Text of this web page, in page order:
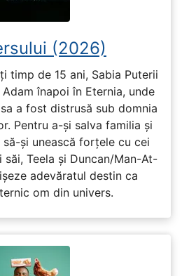
(2026)
timp de 15 ani, Sabia Puterii
înapoi în Eternia, unde
a fost distrusă sub domnia
Pentru a-și salva familia și
și unească forțele cu cei
Teela și Duncan/Man-At-
adevăratul destin ca
om din univers.